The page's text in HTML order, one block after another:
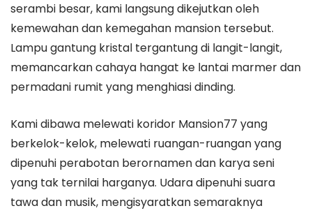
serambi besar, kami langsung dikejutkan oleh
kemewahan dan kemegahan mansion tersebut.
Lampu gantung kristal tergantung di langit-langit,
memancarkan cahaya hangat ke lantai marmer dan
permadani rumit yang menghiasi dinding.
Kami dibawa melewati koridor Mansion77 yang
berkelok-kelok, melewati ruangan-ruangan yang
dipenuhi perabotan berornamen dan karya seni
yang tak ternilai harganya. Udara dipenuhi suara
tawa dan musik, mengisyaratkan semaraknya